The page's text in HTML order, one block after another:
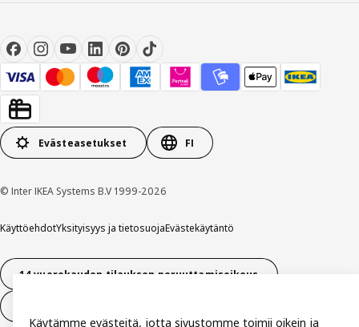
Evästeasetukset FI
© Inter IKEA Systems B.V 1999-2026
KäyttöehdotYksityisyys ja tietosuojaEvästekäytäntö
14 vuorokauden tilauksen peruuttamisoikeus
Käytämme evästeitä, jotta sivustomme toimii oikein ja